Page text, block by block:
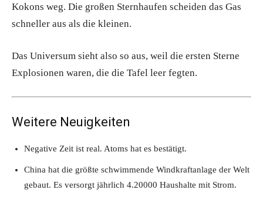
Kokons weg. Die großen Sternhaufen scheiden das Gas
schneller aus als die kleinen.
Das Universum sieht also so aus, weil die ersten Sterne
Explosionen waren, die die Tafel leer fegten.
Weitere Neuigkeiten
Negative Zeit ist real. Atoms hat es bestätigt.
China hat die größte schwimmende Windkraftanlage der Welt
gebaut. Es versorgt jährlich 4.20000 Haushalte mit Strom.